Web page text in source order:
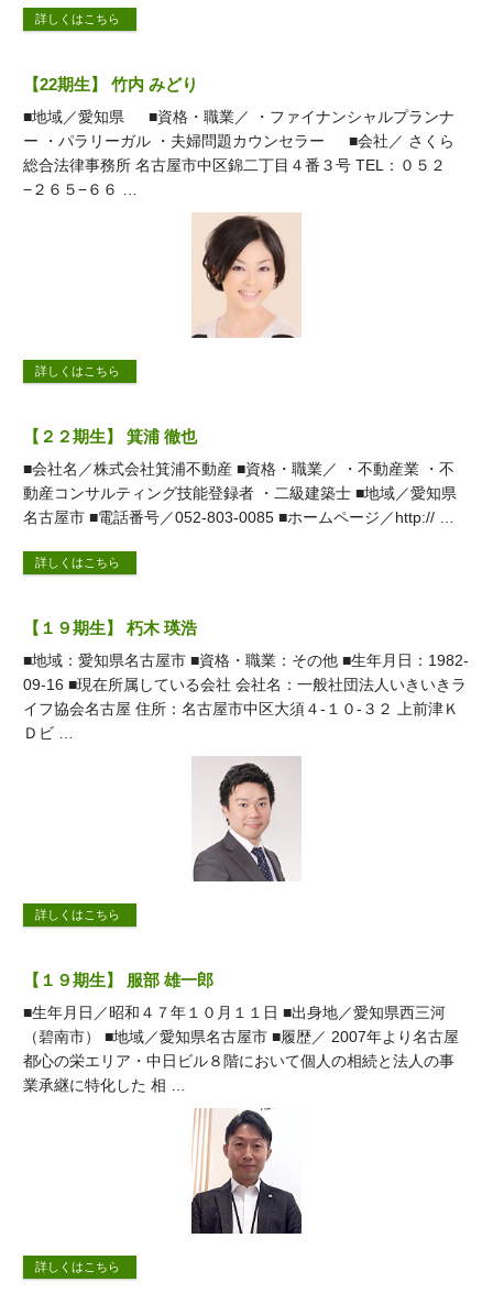
詳しくはこちら
【22期生】 竹内 みどり
■地域／愛知県 ■資格・職業／ ・ファイナンシャルプランナ
ー ・パラリーガル ・夫婦問題カウンセラー ■会社／ さくら
総合法律事務所 名古屋市中区錦二丁目４番３号 TEL：０５２
−２６５−６６ …
詳しくはこちら
【２２期生】 箕浦 徹也
■会社名／株式会社箕浦不動産 ■資格・職業／ ・不動産業 ・不
動産コンサルティング技能登録者 ・二級建築士 ■地域／愛知県
名古屋市 ■電話番号／052-803-0085 ■ホームページ／http:// …
詳しくはこちら
【１９期生】 朽木 瑛浩
■地域：愛知県名古屋市 ■資格・職業：その他 ■生年月日：1982-
09-16 ■現在所属している会社 会社名：一般社団法人いきいきラ
イフ協会名古屋 住所：名古屋市中区大須４‐１０‐３２ 上前津Ｋ
Ｄビ …
詳しくはこちら
【１９期生】 服部 雄一郎
■生年月日／昭和４７年１０月１１日 ■出身地／愛知県西三河
（碧南市） ■地域／愛知県名古屋市 ■履歴／ 2007年より名古屋
都心の栄エリア・中日ビル８階において個人の相続と法人の事
業承継に特化した 相 …
詳しくはこちら